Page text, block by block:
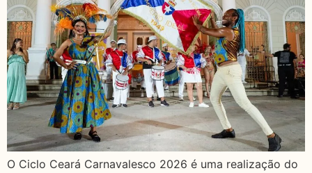
O Ciclo Ceará Carnavalesco 2026 é uma realização do